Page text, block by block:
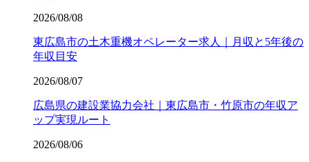
2026/08/08
東広島市の土木重機オペレーター求人｜月収と5年後の
年収目安
2026/08/07
広島県の建設業協力会社｜東広島市・竹原市の年収ア
ップ実現ルート
2026/08/06